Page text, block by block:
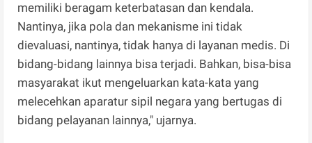
memiliki beragam keterbatasan dan kendala.
Nantinya, jika pola dan mekanisme ini tidak
dievaluasi, nantinya, tidak hanya di layanan medis. Di
bidang-bidang lainnya bisa terjadi. Bahkan, bisa-bisa
masyarakat ikut mengeluarkan kata-kata yang
melecehkan aparatur sipil negara yang bertugas di
bidang pelayanan lainnya," ujarnya.